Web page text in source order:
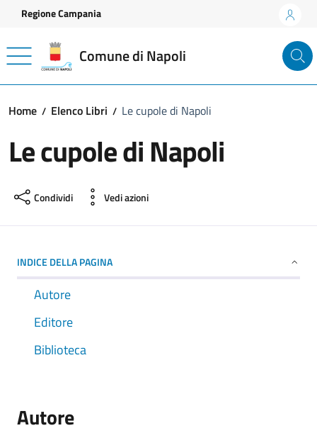
Vai ai contenuti
Vai al footer
Regione Campania
Comune di Napoli
Home Elenco Libri Le cupole di Napoli
Le cupole di Napoli
Condividi Vedi azioni
INDICE DELLA PAGINA
Autore
Editore
Biblioteca
Autore